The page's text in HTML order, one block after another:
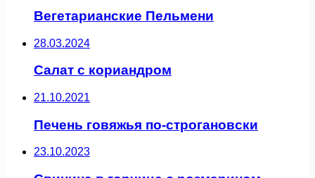
Вегетарианские Пельмени
28.03.2024
Салат с кориандром
21.10.2021
Печень говяжья по-строгановски
23.10.2023